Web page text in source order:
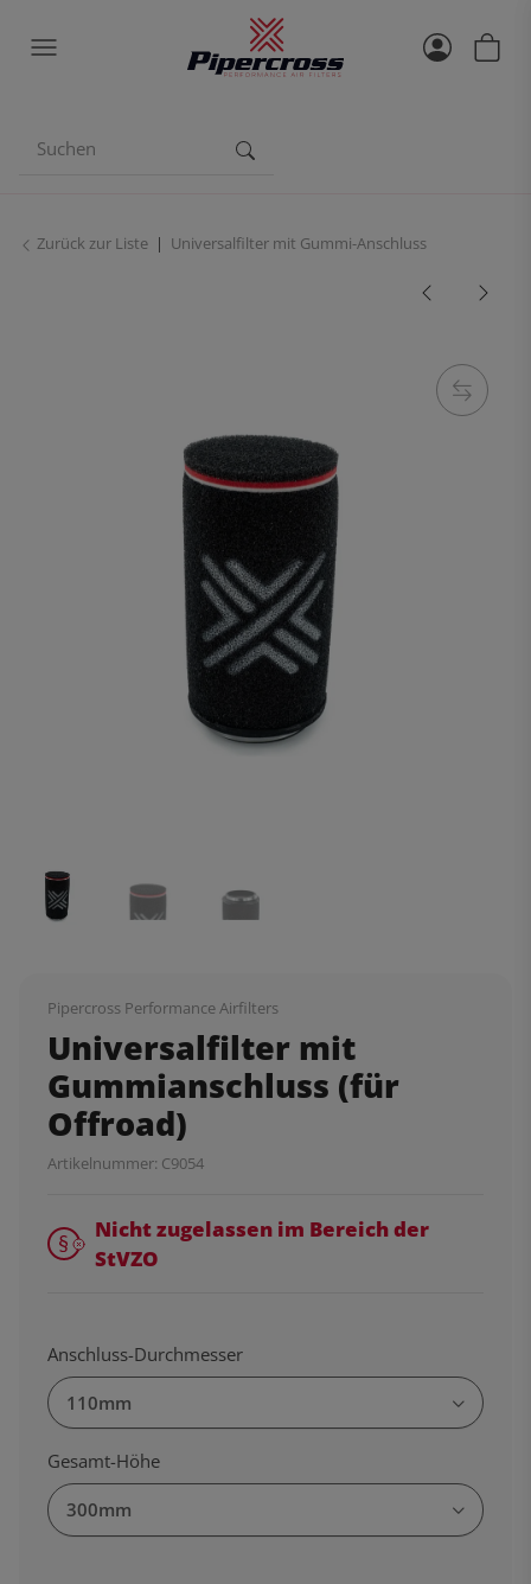
Zurück zur Liste Universalfilter mit Gummi-Anschluss
Pipercross Performance Airfilters
Universalfilter mit
Gummianschluss (für
Offroad)
Artikelnummer: C9054
Nicht zugelassen im Bereich der
StVZO
Anschluss-Durchmesser
110mm
Gesamt-Höhe
300mm